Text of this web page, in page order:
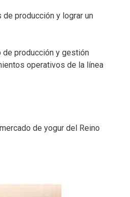
producción y lograr un
de producción y gestión
operativos de la línea
de yogur del Reino